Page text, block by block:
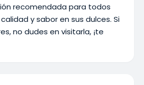
recomendada para todos
y sabor en sus dulces. Si
no dudes en visitarla, ¡te